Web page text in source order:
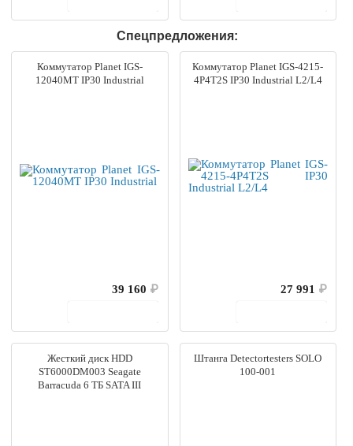
Спецпредложения:
Коммутатор Planet IGS-
12040MT IP30 Industrial
39 160 ₽
Коммутатор Planet IGS-4215-
4P4T2S IP30 Industrial L2/L4
27 991 ₽
Жесткий диск HDD
ST6000DM003 Seagate
Barracuda 6 ТБ SATA III
Штанга Detectortesters SOLO
100-001